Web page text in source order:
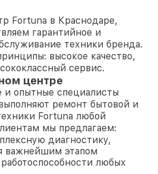
Fortuna в Краснодаре,
гарантийное и
техники бренда.
высокое качество,
сервис.
центре
и опытные специалисты
ремонт бытовой и
Fortuna любой
мы предлагаем:
диагностику,
важнейшим этапом
любых